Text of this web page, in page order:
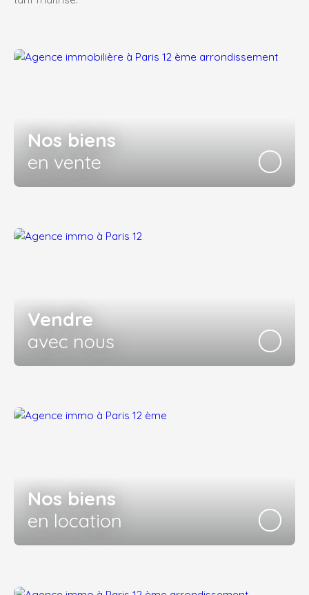
Nos biens
en vente
Vendre
avec nous
Nos biens
en location